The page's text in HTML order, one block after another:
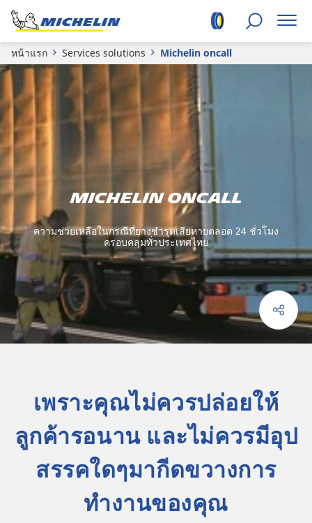
หน้าแรก Services solutions Michelin oncall
MICHELIN ONCall
ความช่วยเหลือในกรณีที่ยางชำรุดเสียหายตลอด 24 ชั่วโมง
ครอบคลุมทั่วประเทศไทย
เพราะคุณไม่ควรปล่อยให้
ลูกค้ารอนาน และไม่ควรมีอุป
สรรคใดๆมากีดขวางการ
ทำงานของคุณ